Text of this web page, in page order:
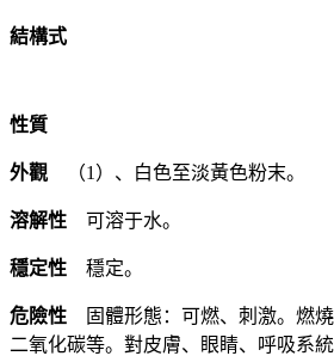
結構式
性質
外觀 （1）、白色至淡黃色粉末。
溶解性 可溶于水。
穩定性 穩定。
危險性
固體形態：可燃、刺激。燃
二氧化碳等。對皮膚、眼睛、呼吸系